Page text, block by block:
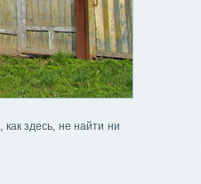
здесь, не найти ни